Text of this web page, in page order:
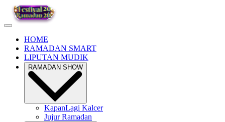
HOME
RAMADAN SMART
LIPUTAN MUDIK
RAMADAN SHOW
KapanLagi Kalcer
Jujur Ramadan